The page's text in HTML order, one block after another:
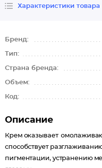
Характеристики товара
Бренд:
Тип:
Страна бренда:
Объем:
Код:
Описание
Крем оказывает
способствует
пигментации, устранению